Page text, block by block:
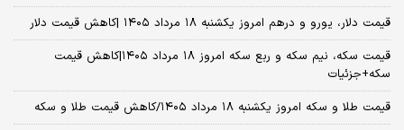
قیمت دلار، یورو و درهم امروز یکشنبه ۱۸ مرداد ۱۴۰۵ |کاهش قیمت دلار
قیمت سکه، نیم سکه و ربع سکه امروز ۱۸ مرداد ۱۴۰۵|کاهش قیمت
سکه+جزئیات
قیمت طلا و سکه امروز یکشنبه ۱۸ مرداد ۱۴۰۵/کاهش قیمت طلا و سکه